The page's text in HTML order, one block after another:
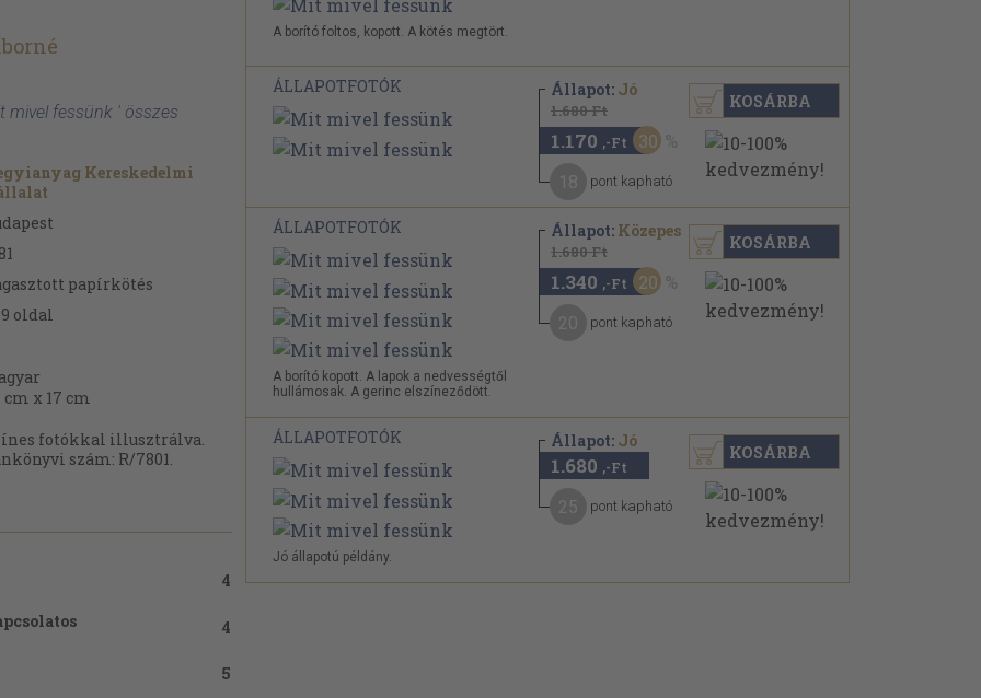
mivel fessünk ' összes
Kereskedelmi
papírkötés
oldal
cm x 17 cm
fotókkal illusztrálva.
szám: R/7801.
4
4
5
A borító foltos, kopott. A kötés megtört.
ÁLLAPOTFOTÓK Állapot: Jó
1.680 Ft
1.170 ,-Ft 30
pont kapható
KOSÁRBA
ÁLLAPOTFOTÓK
A borító kopott. A lapok a nedvességtől
hullámosak. A gerinc elszíneződött.
Állapot: Közepes
1.680 Ft
1.340 ,-Ft 20
pont kapható
KOSÁRBA
ÁLLAPOTFOTÓK
Jó állapotú példány.
Állapot: Jó
1.680 ,-Ft
pont kapható
KOSÁRBA